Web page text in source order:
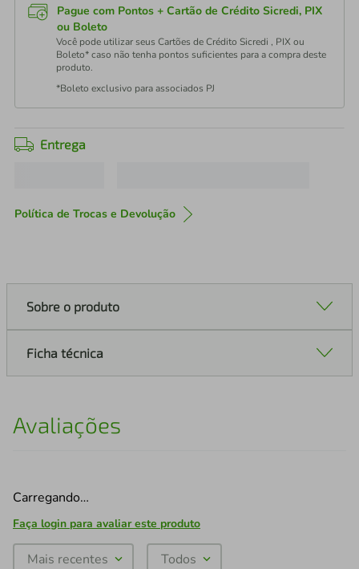
Pague com Pontos + Cartão de Crédito Sicredi, PIX
ou Boleto
Você pode utilizar seus Cartões de Crédito Sicredi , PIX ou
Boleto* caso não tenha pontos suficientes para a compra deste
produto.
*Boleto exclusivo para associados PJ
Entrega
Política de Trocas e Devolução
Sobre o produto
Ficha técnica
Avaliações
Carregando…
Faça login para avaliar este produto
Mais recentes Todos